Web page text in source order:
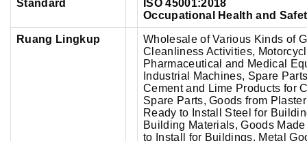
Standard
ISO 45001:2018
Occupational Health and
Ruang Lingkup
Wholesale of Various Kinds of
Cleanliness Activities,
Pharmaceutical and Medical
Industrial Machines, Spare
Cement and Lime Products for
Spare Parts, Goods from
Ready to Install Steel for
Building Materials, Goods
to Install for Buildings, Metal